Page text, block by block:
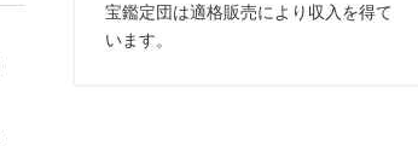
宝鑑定団は適格販売により収入を得て
います。